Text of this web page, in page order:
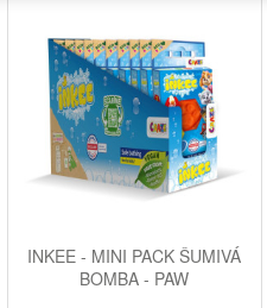
INKEE - MINI PACK ŠUMIVÁ
BOMBA - PAW